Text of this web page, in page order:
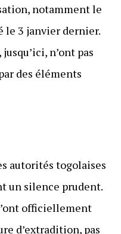
notamment le
le 3 janvier dernier.
n’ont pas
des éléments
autorités togolaises
un silence prudent.
officiellement
d’extradition, pas